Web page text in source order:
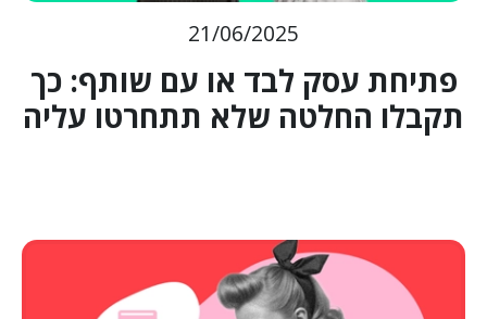
21/06/2025
פתיחת עסק לבד או עם שותף: כך
תקבלו החלטה שלא תתחרטו עליה